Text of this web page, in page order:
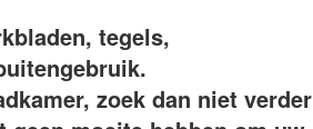
tegels,
zoek dan niet verder